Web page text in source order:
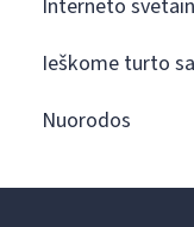
Interneto
Ieškome turto
Nuorodos